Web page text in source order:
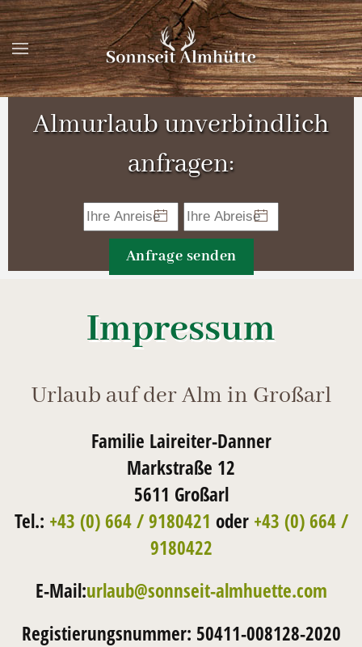
Zum Hauptinhalt springen
Almurlaub unverbindlich
anfragen:
Anfrage senden
Impressum
Urlaub auf der Alm in Großarl
Familie Laireiter-Danner
Markstraße 12
5611 Großarl
Tel.: +43 (0) 664 / 9180421 oder +43 (0) 664 /
9180422
E-Mail:urlaub@sonnseit-almhuette.com
Registierungsnummer: 50411-008128-2020